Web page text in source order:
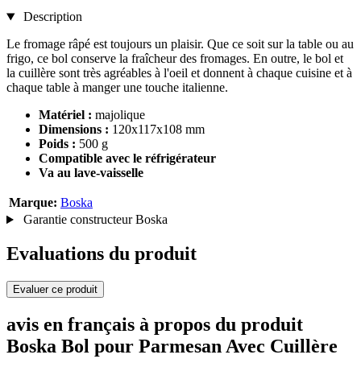
Description
Le fromage râpé est toujours un plaisir. Que ce soit sur la table ou au
frigo, ce bol conserve la fraîcheur des fromages. En outre, le bol et
la cuillère sont très agréables à l'oeil et donnent à chaque cuisine et à
chaque table à manger une touche italienne.
Matériel : majolique
Dimensions : 120x117x108 mm
Poids : 500 g
Compatible avec le réfrigérateur
Va au lave-vaisselle
Marque: Boska
Garantie constructeur Boska
Evaluations du produit
Evaluer ce produit
avis en français à propos du produit
Boska Bol pour Parmesan Avec Cuillère